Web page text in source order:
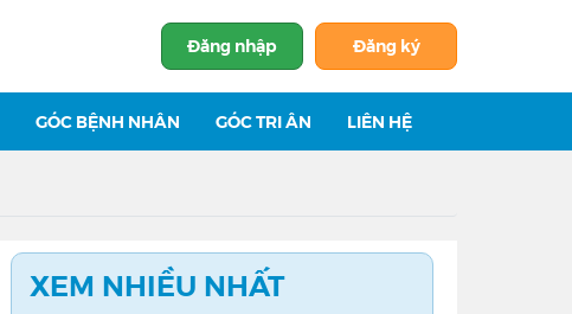
Đăng nhập Đăng ký
GÓC BỆNH NHÂN GÓC TRI ÂN LIÊN HỆ
XEM NHIỀU NHẤT